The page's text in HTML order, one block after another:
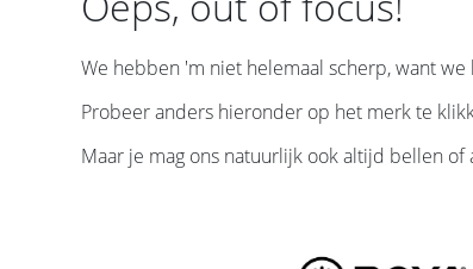
We hebben 'm niet helemaal scherp, want
Probeer anders hieronder op het merk te
Maar je mag ons natuurlijk ook altijd bellen